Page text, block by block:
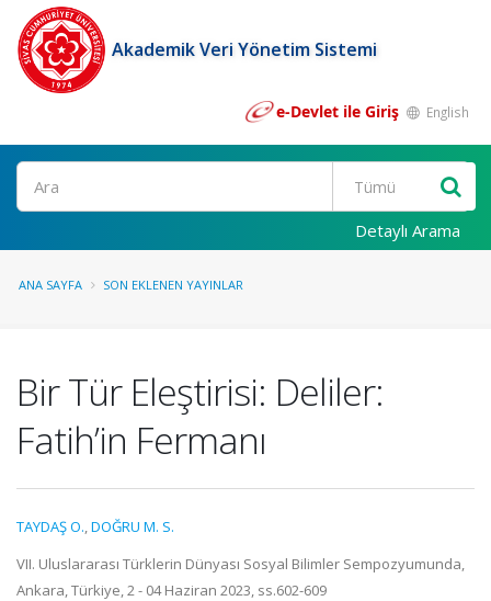
Akademik Veri Yönetim Sistemi
e-Devlet ile Giriş English
Ara
Detaylı Arama
ANA SAYFA SON EKLENEN YAYINLAR
Bir Tür Eleştirisi: Deliler:
Fatih’in Fermanı
TAYDAŞ O.,DOĞRU M. S.
VII. Uluslararası Türklerin Dünyası Sosyal Bilimler Sempozyumunda,
Ankara, Türkiye, 2 - 04 Haziran 2023, ss.602-609